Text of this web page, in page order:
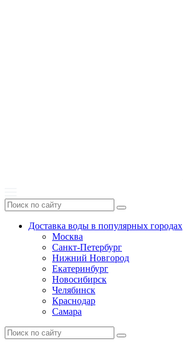
Доставка воды в популярных городах
Москва
Санкт-Петербург
Нижний Новгород
Екатеринбург
Новосибирск
Челябинск
Краснодар
Самара